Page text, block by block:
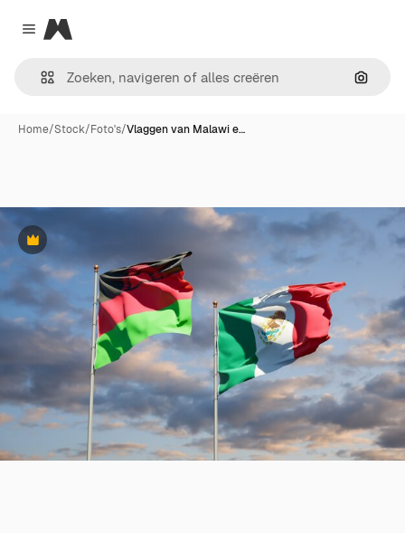
Close menu
Magnific
Home/Stock/Foto's/Vlaggen van Malawi e…
Premium